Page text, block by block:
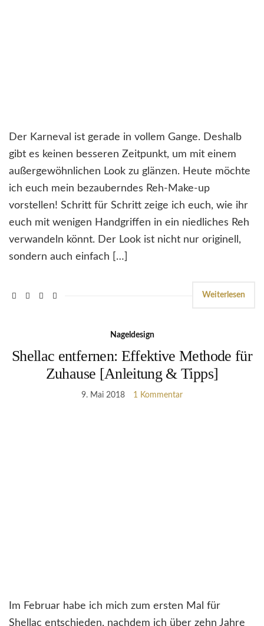
Der Karneval ist gerade in vollem Gange. Deshalb
gibt es keinen besseren Zeitpunkt, um mit einem
außergewöhnlichen Look zu glänzen. Heute möchte
ich euch mein bezauberndes Reh-Make-up
vorstellen! Schritt für Schritt zeige ich euch, wie ihr
euch mit wenigen Handgriffen in ein niedliches Reh
verwandeln könnt. Der Look ist nicht nur originell,
sondern auch einfach […]
Weiterlesen
Nageldesign
Shellac entfernen: Effektive Methode für
Zuhause [Anleitung & Tipps]
9. Mai 2018 1 Kommentar
Im Februar habe ich mich zum ersten Mal für
Shellac entschieden, nachdem ich über zehn Jahre